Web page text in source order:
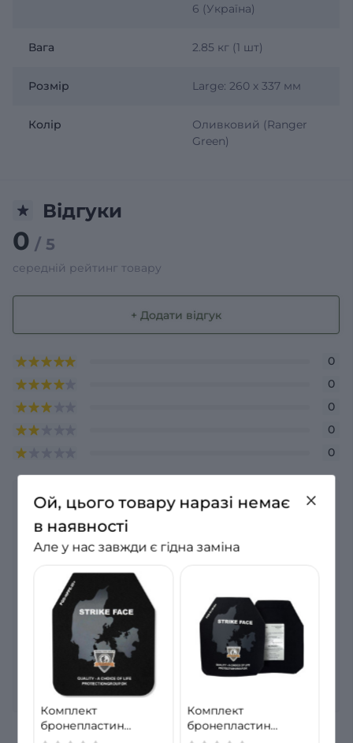
6 (Україна)
Вага 2.85 кг (1 шт)
Розмір Large: 260 х 337 мм
Колір
Оливковий (Ranger
Green)
Відгуки
0 / 5
середній рейтинг товару
+ Додати відгук
0
0
0
0
0
Немає відгуків про цей товар, станьте
першим, залиште свій відгук.
Ой, цього товару наразі немає
в наявності
Але у нас завжди є гідна заміна
Комплект
бронепластин
Комплект
бронепластин